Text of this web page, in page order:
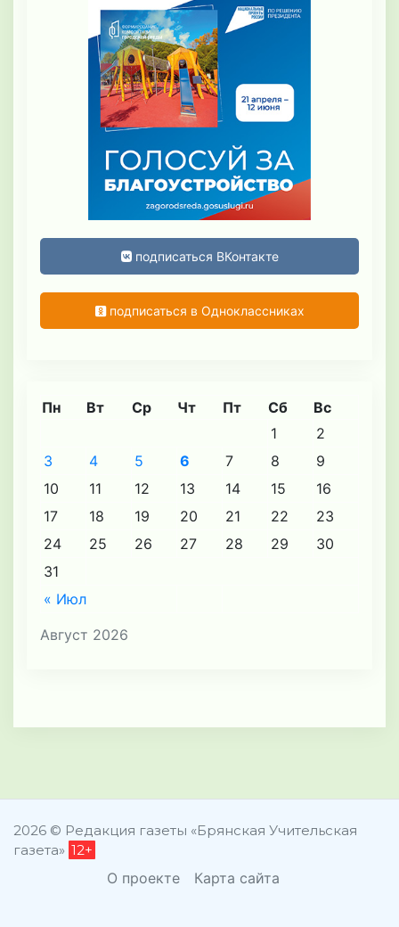
подписаться ВКонтакте
подписаться в Одноклассниках
Август 2026
Пн Вт Ср Чт Пт Сб Вс
« Июл
1
2
3
4 5 6 7 8
9
10
11 12 13 14 15
16
17
18 19 20 21 22
23
24
25 26 27 28 29
30
31
2026 © Редакция газеты «Брянская Учительская
газета» 12+
О проекте Карта сайта